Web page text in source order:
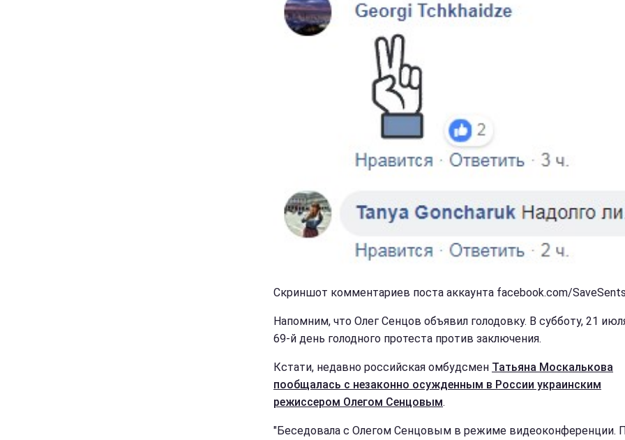
Скриншот комментариев поста аккаунта facebook.com/
Напомним, что Олег Сенцов объявил голодовку. В субботу, 21
69-й день голодного протеста против заключения.
Кстати, недавно российская омбудсмен Татьяна Москалькова
пообщалась с незаконно осужденным в России украинским
режиссером Олегом Сенцовым.
"Беседовала с Олегом Сенцовым в режиме видеоконференции.